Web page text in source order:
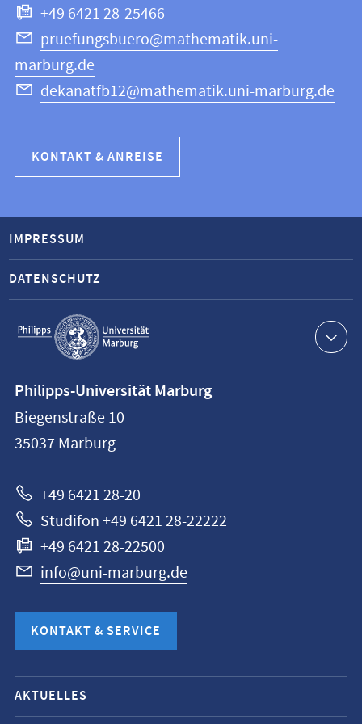
+49 6421 28-25466
pruefungsbuero@mathematik.uni-
marburg.de
dekanatfb12@mathematik.uni-marburg.de
KONTAKT & ANREISE
Service-
Navigation
IMPRESSUM
DATENSCHUTZ
Philipps-
Universität
Marburg
Philipps-Universität Marburg
Biegenstraße 10
35037 Marburg
+49 6421 28-20
Studifon +49 6421 28-22222
+49 6421 28-22500
info@uni-marburg.de
KONTAKT & SERVICE
Mobile-
Service-
AKTUELLES